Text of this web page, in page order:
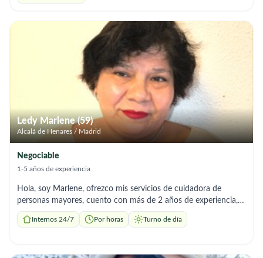
Ledy Marlene (59)
Alcalá de Henares / Madrid
Negociable
1-5 años de experiencia
Hola, soy Marlene, ofrezco mis servicios de cuidadora de
personas mayores, cuento con más de 2 años de experiencia,
tengo permiso de residencia (30 hrs semanales) estudio los
domingos el sociosanitario, me graduó en Septiembre! Cuento
Internos 24/7 Por horas Turno de día